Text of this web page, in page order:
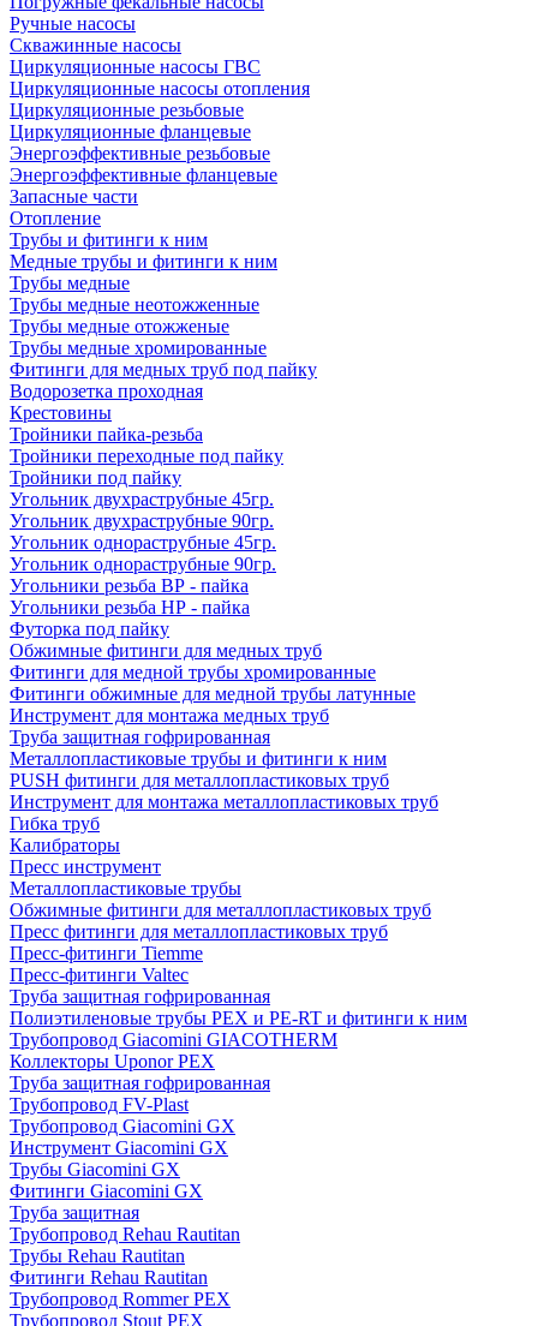
Ручные насосы
Скважинные насосы
Циркуляционные насосы ГВС
Циркуляционные насосы отопления
Циркуляционные резьбовые
Циркуляционные фланцевые
Энергоэффективные резьбовые
Энергоэффективные фланцевые
Запасные части
Отопление
Трубы и фитинги к ним
Медные трубы и фитинги к ним
Трубы медные
Трубы медные неотожженные
Трубы медные отожженые
Трубы медные хромированные
Фитинги для медных труб под пайку
Водорозетка проходная
Крестовины
Тройники пайка-резьба
Тройники переходные под пайку
Тройники под пайку
Угольник двухраструбные 45гр.
Угольник двухраструбные 90гр.
Угольник однораструбные 45гр.
Угольник однораструбные 90гр.
Угольники резьба ВР - пайка
Угольники резьба НР - пайка
Футорка под пайку
Обжимные фитинги для медных труб
Фитинги для медной трубы хромированные
Фитинги обжимные для медной трубы латунные
Инструмент для монтажа медных труб
Труба защитная гофрированная
Металлопластиковые трубы и фитинги к ним
PUSH фитинги для металлопластиковых труб
Инструмент для монтажа металлопластиковых труб
Гибка труб
Калибраторы
Пресс инструмент
Металлопластиковые трубы
Обжимные фитинги для металлопластиковых труб
Пресс фитинги для металлопластиковых труб
Пресс-фитинги Tiemme
Пресс-фитинги Valtec
Труба защитная гофрированная
Полиэтиленовые трубы PEX и PE-RT и фитинги к ним
Трубопровод Giacomini GIACOTHERM
Коллекторы Uponor PEX
Труба защитная гофрированная
Трубопровод FV-Plast
Трубопровод Giacomini GX
Инструмент Giacomini GX
Трубы Giacomini GX
Фитинги Giacomini GX
Труба защитная
Трубопровод Rehau Rautitan
Трубы Rehau Rautitan
Фитинги Rehau Rautitan
Трубопровод Rommer PEX
Трубопровод Stout PEX